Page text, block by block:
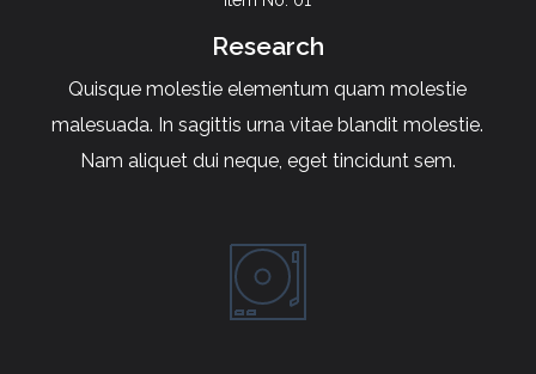
Research
Quisque molestie elementum quam molestie
malesuada. In sagittis urna vitae blandit molestie.
Nam aliquet dui neque, eget tincidunt sem.